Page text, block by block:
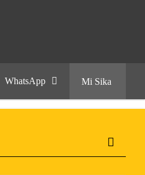
WhatsApp Mi Sika